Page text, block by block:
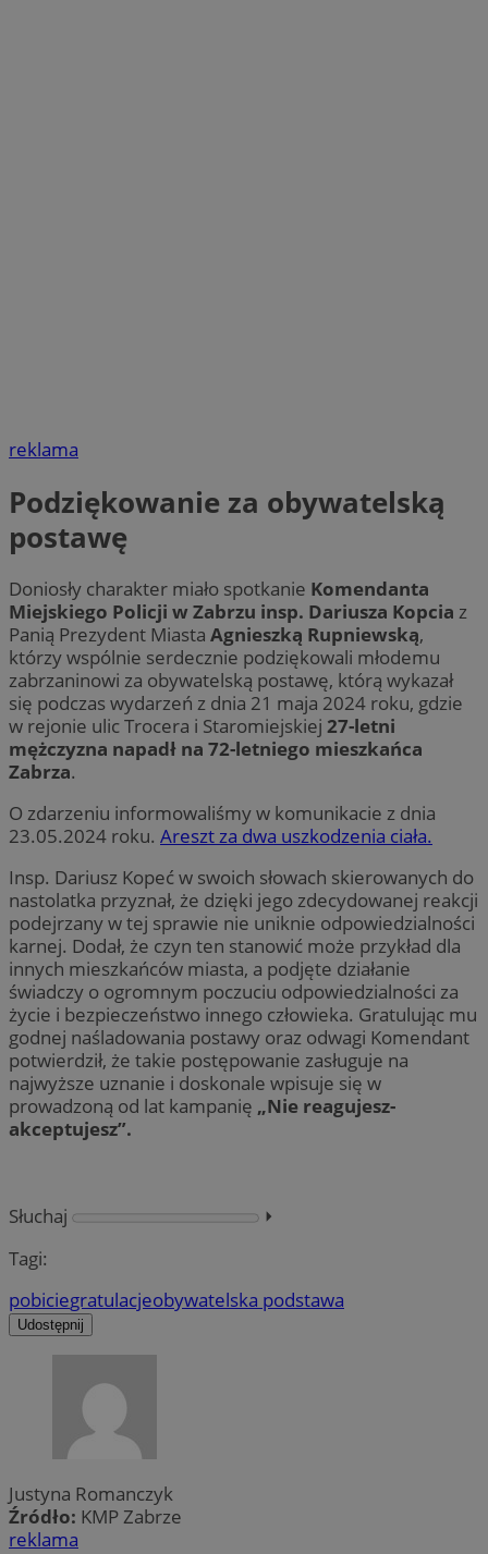
reklama
Podziękowanie za obywatelską
postawę
Doniosły charakter miało spotkanie Komendanta
Miejskiego Policji w Zabrzu insp. Dariusza Kopcia z
Panią Prezydent Miasta Agnieszką Rupniewską,
którzy wspólnie serdecznie podziękowali młodemu
zabrzaninowi za obywatelską postawę, którą wykazał
się podczas wydarzeń z dnia 21 maja 2024 roku, gdzie
w rejonie ulic Trocera i Staromiejskiej 27-letni
mężczyzna napadł na 72-letniego mieszkańca
Zabrza.
O zdarzeniu informowaliśmy w komunikacie z dnia
23.05.2024 roku. Areszt za dwa uszkodzenia ciała.
Insp. Dariusz Kopeć w swoich słowach skierowanych do
nastolatka przyznał, że dzięki jego zdecydowanej reakcji
podejrzany w tej sprawie nie uniknie odpowiedzialności
karnej. Dodał, że czyn ten stanowić może przykład dla
innych mieszkańców miasta, a podjęte działanie
świadczy o ogromnym poczuciu odpowiedzialności za
życie i bezpieczeństwo innego człowieka. Gratulując mu
godnej naśladowania postawy oraz odwagi Komendant
potwierdził, że takie postępowanie zasługuje na
najwyższe uznanie i doskonale wpisuje się w
prowadzoną od lat kampanię „Nie reagujesz-
akceptujesz”.
Słuchaj
⏵︎
Tagi:
pobiciegratulacjeobywatelska podstawa
Udostępnij
Justyna Romanczyk
Źródło: KMP Zabrze
reklama